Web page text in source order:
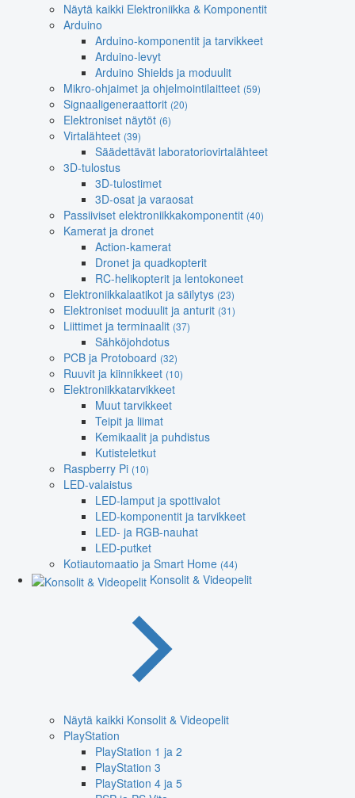
Näytä kaikki Elektroniikka & Komponentit
Arduino
Arduino-komponentit ja tarvikkeet
Arduino-levyt
Arduino Shields ja moduulit
Mikro-ohjaimet ja ohjelmointilaitteet (59)
Signaaligeneraattorit (20)
Elektroniset näytöt (6)
Virtalähteet (39)
Säädettävät laboratoriovirtalähteet
3D-tulostus
3D-tulostimet
3D-osat ja varaosat
Passiiviset elektroniikkakomponentit (40)
Kamerat ja dronet
Action-kamerat
Dronet ja quadkopterit
RC-helikopterit ja lentokoneet
Elektroniikkalaatikot ja säilytys (23)
Elektroniset moduulit ja anturit (31)
Liittimet ja terminaalit (37)
Sähköjohdotus
PCB ja Protoboard (32)
Ruuvit ja kiinnikkeet (10)
Elektroniikkatarvikkeet
Muut tarvikkeet
Teipit ja liimat
Kemikaalit ja puhdistus
Kutisteletkut
Raspberry Pi (10)
LED-valaistus
LED-lamput ja spottivalot
LED-komponentit ja tarvikkeet
LED- ja RGB-nauhat
LED-putket
Kotiautomaatio ja Smart Home (44)
Konsolit & Videopelit
Näytä kaikki Konsolit & Videopelit
PlayStation
PlayStation 1 ja 2
PlayStation 3
PlayStation 4 ja 5